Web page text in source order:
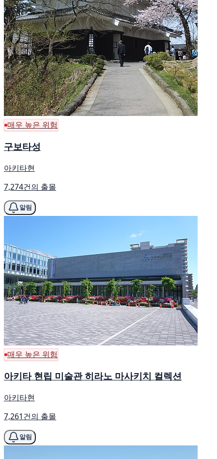
매우 높은 위험
구보타성
아키타현
7,274건의 출몰
알림
매우 높은 위험
아키타 현립 미술관 히라노 마사키치 컬렉션
아키타현
7,261건의 출몰
알림